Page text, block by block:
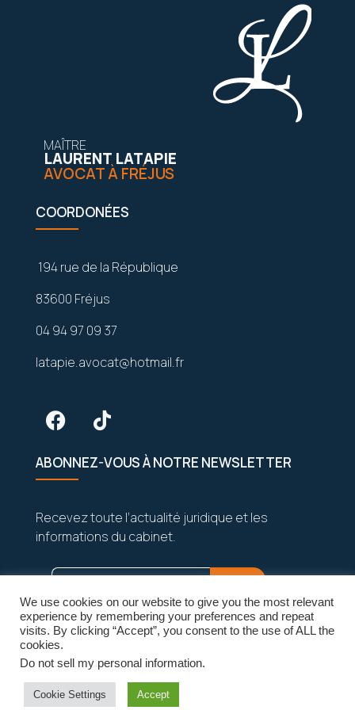
MAÎTRE
LAURENT LATAPIE
AVOCAT À FRÉJUS
COORDONÉES
194 rue de la République
83600 Fréjus
04 94 97 09 37
latapie.avocat@hotmail.fr
ABONNEZ-VOUS À NOTRE NEWSLETTER
Recevez toute l’actualité juridique et les
informations du cabinet.
Vos données sont strictement confidentielles
et seront jamais partagées.
We use cookies on our website to give you the most relevant
experience by remembering your preferences and repeat
visits. By clicking “Accept”, you consent to the use of ALL the
cookies.
Do not sell my personal information.
Cookie Settings Accept